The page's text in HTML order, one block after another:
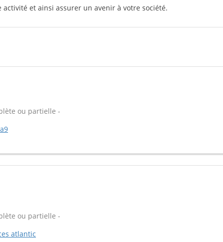
et ainsi assurer un avenir à votre société.
ou partielle -
ou partielle -
atlantic